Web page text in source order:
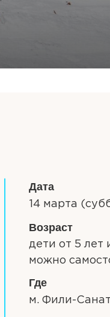
Где
Возраст
м. Фили-
Дата
дети от 5 лет
можно
14 марта